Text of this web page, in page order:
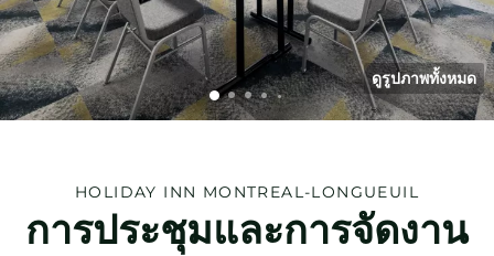
ดูรูปภาพทั้งหมด
HOLIDAY INN MONTREAL-LONGUEUIL
การประชุมและการจัดงาน